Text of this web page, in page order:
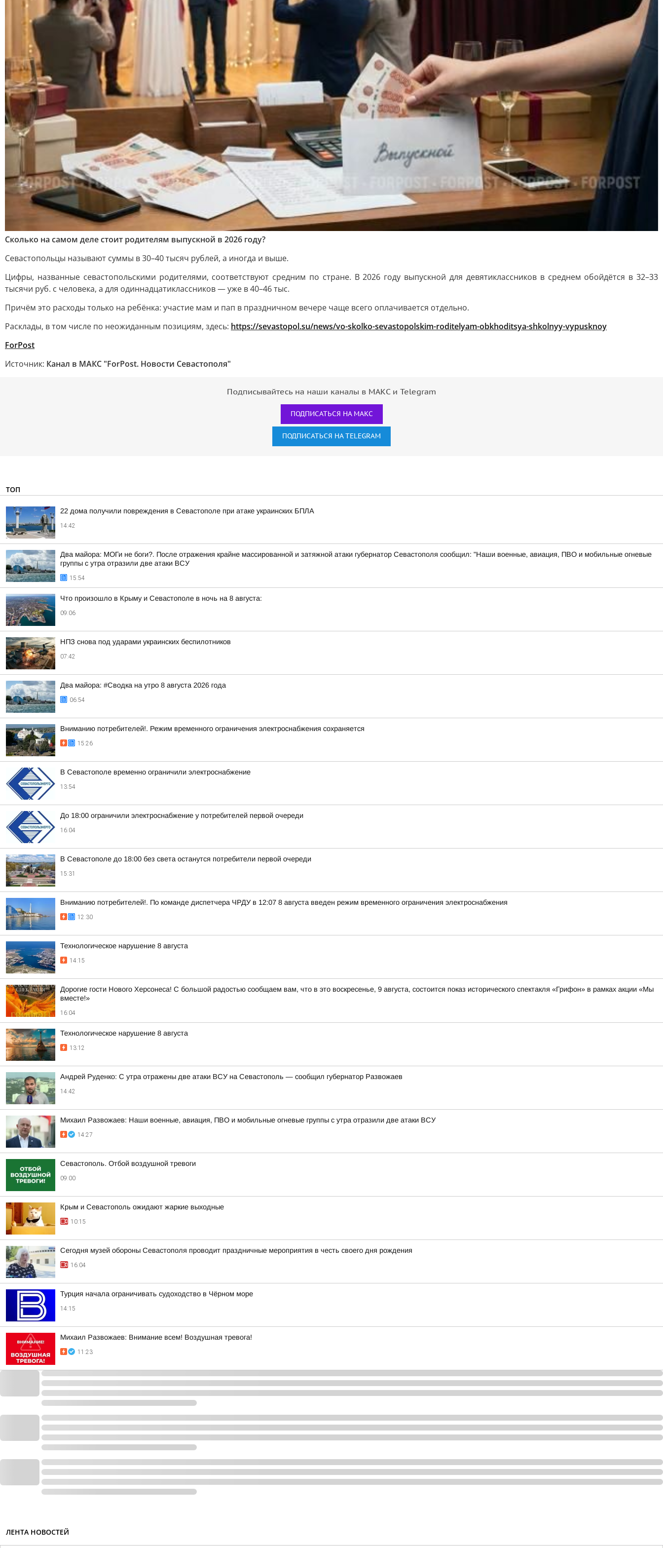
Сколько на самом деле стоит родителям выпускной в 2026 году?
Севастопольцы называют суммы в 30–40 тысяч рублей, а иногда и выше.
Цифры, названные севастопольскими родителями, соответствуют средним по стране. В 2026 году выпускной для девятиклассников в среднем обойдётся в 32–33
тысячи руб. с человека, а для одиннадцатиклассников — уже в 40–46 тыс.
Причём это расходы только на ребёнка: участие мам и пап в праздничном вечере чаще всего оплачивается отдельно.
Расклады, в том числе по неожиданным позициям, здесь: https://sevastopol.su/news/vo-skolko-sevastopolskim-roditelyam-obkhoditsya-shkolnyy-vypusknoy
ForPost
Источник: Канал в МАКС "ForPost. Новости Севастополя"
Подписывайтесь на наши каналы в МАКС и Telegram
ПОДПИСАТЬСЯ НА МАКС
ПОДПИСАТЬСЯ НА TELEGRAM
ТОП
22 дома получили повреждения в Севастополе при атаке украинских БПЛА
14:42
Два майора: МОГи не боги?. После отражения крайне массированной и затяжной атаки губернатор Севастополя сообщил: "Наши военные, авиация, ПВО и мобильные огневые
группы с утра отразили две атаки ВСУ
15:54
Что произошло в Крыму и Севастополе в ночь на 8 августа:
09:06
НПЗ снова под ударами украинских беспилотников
07:42
Два майора: #Сводка на утро 8 августа 2026 года
06:54
Вниманию потребителей!. Режим временного ограничения электроснабжения сохраняется
15:26
В Севастополе временно ограничили электроснабжение
13:54
До 18:00 ограничили электроснабжение у потребителей первой очереди
16:04
В Севастополе до 18:00 без света останутся потребители первой очереди
15:31
Вниманию потребителей!. По команде диспетчера ЧРДУ в 12:07 8 августа введен режим временного ограничения электроснабжения
12:30
Технологическое нарушение 8 августа
14:15
Дорогие гости Нового Херсонеса! С большой радостью сообщаем вам, что в это воскресенье, 9 августа, состоится показ исторического спектакля «Грифон» в рамках акции «Мы
вместе!»
16:04
Технологическое нарушение 8 августа
13:12
Андрей Руденко: С утра отражены две атаки ВСУ на Севастополь — сообщил губернатор Развожаев
14:42
Михаил Развожаев: Наши военные, авиация, ПВО и мобильные огневые группы с утра отразили две атаки ВСУ
14:27
Севастополь. Отбой воздушной тревоги
09:00
Крым и Севастополь ожидают жаркие выходные
10:15
Сегодня музей обороны Севастополя проводит праздничные мероприятия в честь своего дня рождения
16:04
Турция начала ограничивать судоходство в Чёрном море
14:15
Михаил Развожаев: Внимание всем! Воздушная тревога!
11:23
ЛЕНТА НОВОСТЕЙ